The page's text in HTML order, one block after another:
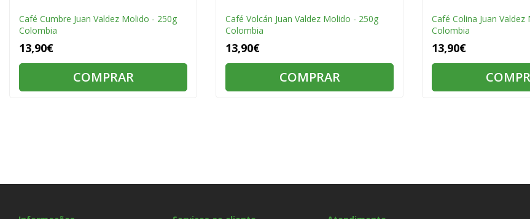
Café Cumbre Juan Valdez Molido - 250g
Colombia
13,90€
COMPRAR
Café Volcán Juan Valdez Molido - 250g
Colombia
13,90€
COMPRAR
Café Colina Juan
Colombia
13,90€